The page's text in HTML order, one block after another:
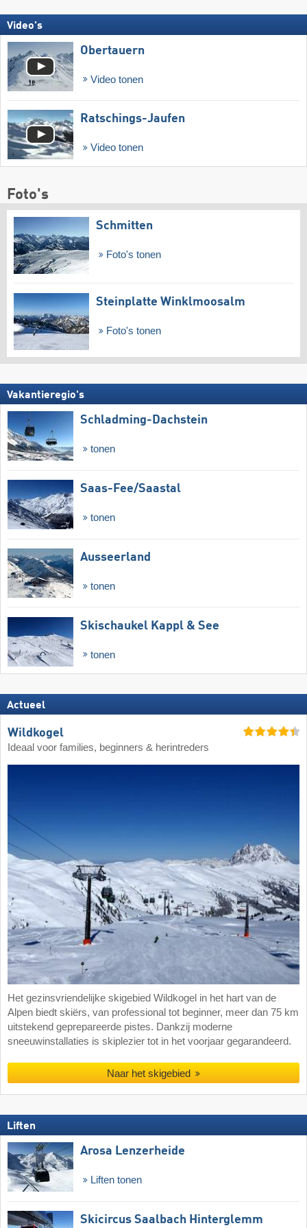
Video's
Obertauern
Video tonen
Ratschings-Jaufen
Video tonen
Foto's
Schmitten
Foto's tonen
Steinplatte Winklmoosalm
Foto's tonen
Vakantieregio's
Schladming-Dachstein
tonen
Saas-Fee/​Saastal
tonen
Ausseerland
tonen
Skischaukel Kappl & See
tonen
Actueel
Wildkogel
Ideaal voor families, beginners & herintreders
Het gezinsvriendelijke skigebied Wildkogel in het hart van de
Alpen biedt skiërs, van professional tot beginner, meer dan 75 km
uitstekend geprepareerde pistes. Dankzij moderne
sneeuwinstallaties is skiplezier tot in het voorjaar gegarandeerd.
Naar het skigebied
Liften
Arosa Lenzerheide
Liften tonen
Skicircus Saalbach Hinterglemm